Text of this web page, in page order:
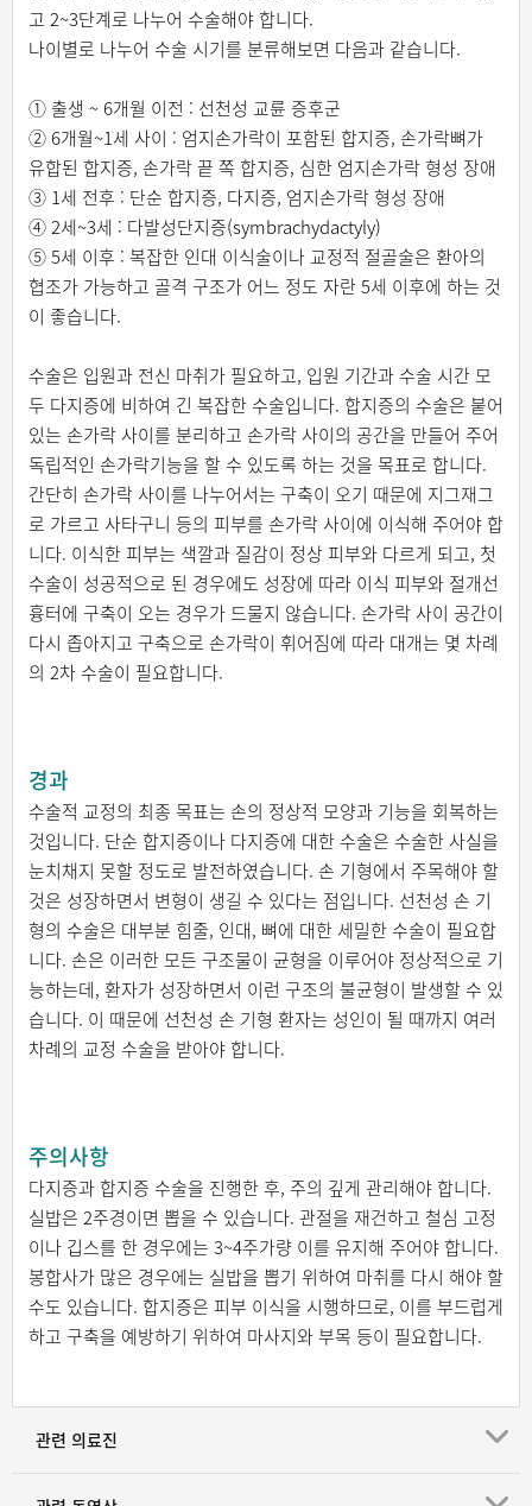
고 2~3단계로 나누어 수술해야 합니다.
나이별로 나누어 수술 시기를 분류해보면 다음과 같습니다.
① 출생 ~ 6개월 이전 : 선천성 교륜 증후군
② 6개월~1세 사이 : 엄지손가락이 포함된 합지증, 손가락뼈가
유합된 합지증, 손가락 끝 쪽 합지증, 심한 엄지손가락 형성 장애
③ 1세 전후 : 단순 합지증, 다지증, 엄지손가락 형성 장애
④ 2세~3세 : 다발성단지증(symbrachydactyly)
⑤ 5세 이후 : 복잡한 인대 이식술이나 교정적 절골술은 환아의
협조가 가능하고 골격 구조가 어느 정도 자란 5세 이후에 하는 것
이 좋습니다.
수술은 입원과 전신 마취가 필요하고, 입원 기간과 수술 시간 모
두 다지증에 비하여 긴 복잡한 수술입니다. 합지증의 수술은 붙어
있는 손가락 사이를 분리하고 손가락 사이의 공간을 만들어 주어
독립적인 손가락기능을 할 수 있도록 하는 것을 목표로 합니다.
간단히 손가락 사이를 나누어서는 구축이 오기 때문에 지그재그
로 가르고 사타구니 등의 피부를 손가락 사이에 이식해 주어야 합
니다. 이식한 피부는 색깔과 질감이 정상 피부와 다르게 되고, 첫
수술이 성공적으로 된 경우에도 성장에 따라 이식 피부와 절개선
흉터에 구축이 오는 경우가 드물지 않습니다. 손가락 사이 공간이
다시 좁아지고 구축으로 손가락이 휘어짐에 따라 대개는 몇 차례
의 2차 수술이 필요합니다.
경과
수술적 교정의 최종 목표는 손의 정상적 모양과 기능을 회복하는
것입니다. 단순 합지증이나 다지증에 대한 수술은 수술한 사실을
눈치채지 못할 정도로 발전하였습니다. 손 기형에서 주목해야 할
것은 성장하면서 변형이 생길 수 있다는 점입니다. 선천성 손 기
형의 수술은 대부분 힘줄, 인대, 뼈에 대한 세밀한 수술이 필요합
니다. 손은 이러한 모든 구조물이 균형을 이루어야 정상적으로 기
능하는데, 환자가 성장하면서 이런 구조의 불균형이 발생할 수 있
습니다. 이 때문에 선천성 손 기형 환자는 성인이 될 때까지 여러
차례의 교정 수술을 받아야 합니다.
주의사항
다지증과 합지증 수술을 진행한 후, 주의 깊게 관리해야 합니다.
실밥은 2주경이면 뽑을 수 있습니다. 관절을 재건하고 철심 고정
이나 깁스를 한 경우에는 3~4주가량 이를 유지해 주어야 합니다.
봉합사가 많은 경우에는 실밥을 뽑기 위하여 마취를 다시 해야 할
수도 있습니다. 합지증은 피부 이식을 시행하므로, 이를 부드럽게
하고 구축을 예방하기 위하여 마사지와 부목 등이 필요합니다.
관련 의료진